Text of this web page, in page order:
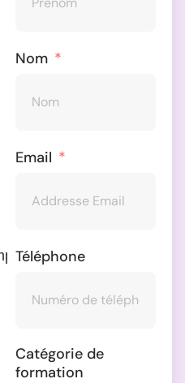
le
Nom
Email
Téléphone
Catégorie de
formation